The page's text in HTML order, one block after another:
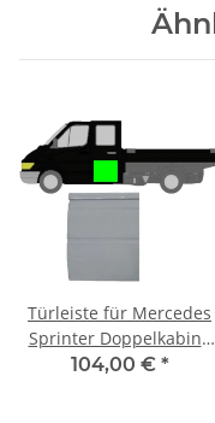
Türleiste für Mercedes
Sprinter Doppelkabine
1995 – 2006 links
104,00 € *